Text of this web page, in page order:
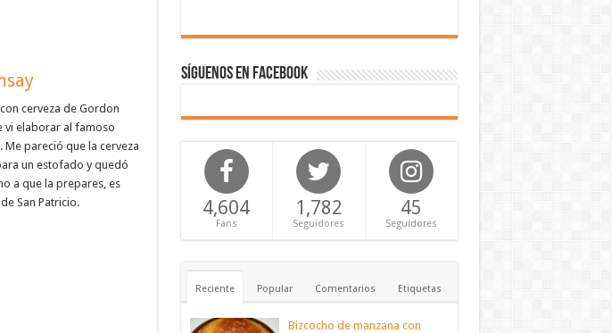
cerveza de Gordon
vi elaborar al famoso
Me pareció que la cerveza
un estofado y quedó
a que la prepares, es
San Patricio.
Síguenos en Facebook
4,604
Fans
1,782
Seguidores
45
Seguidores
Reciente Popular Comentarios Etiquetas
Bizcocho de manzana con